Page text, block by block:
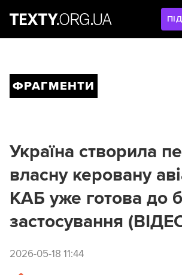
ФРАГМЕНТИ
Україна створила
власну керовану
КАБ уже готова до
застосування
2026-05-18 11:44